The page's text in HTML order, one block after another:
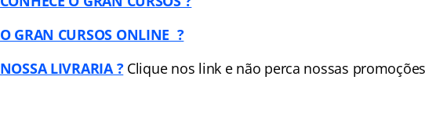
O GRAN CURSOS ONLINE ?
NOSSA LIVRARIA ?Clique nos link e não perca nossas